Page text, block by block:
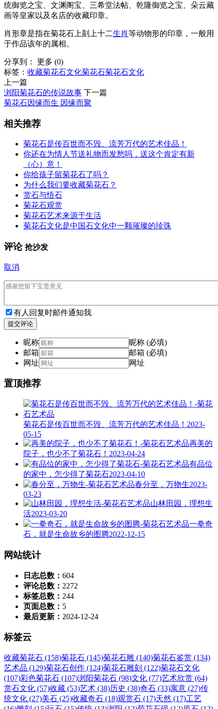
统御览之宝、文渊阁宝、三希堂法帖、乾隆御览之宝、朵云藏
画等皇家以及名店的收藏印章。
肖形章是指在菊花石上刻上十二生肖等动物形的印章，一般用
于作品该年的属相。
分享到： 更多 (0)
标签： 收藏菊花石文化菊花石菊花石文化
上一篇
浏阳菊花石的传说故事 下一篇
菊花石因缘而生 因缘而聚
相关推荐
菊花石是传百世而不毁、流芳万代的艺术佳品！
你还在为情人节送礼物而发愁吗，送这个肯定有新
（心）意！
你给孩子留菊花石了吗？
为什么我们要收藏菊花石？
赏石与悟石
菊花石观赏
菊花石艺术来源于生活
菊花石文化是中国石文化中一颗璀璨的珍珠
评论 抢沙发
取消
有人回复时邮件通知我
提交评论
昵称
昵称 (必填)
邮箱
邮箱 (必填)
网址
网址
置顶推荐
菊花石是传百世而不毁、流芳万代的艺术佳品！ 2023-
05-15
再美的
院子，也少不了菊花石！ 2023-04-24
有品位
的家中，怎少得了菊花石2023-04-10
春分至，万物生2023-
03-23
山林田园，理想生
活2023-03-20
一拳奇
石，就是生命故乡的图腾2022-12-15
网站统计
日志总数： 604
评论总数： 2272
标签总数： 244
页面总数： 5
最后更新： 2024-12-24
标签云
收藏菊花石 (158)菊花石 (145)菊花石雕 (140)菊花石鉴赏 (134)
艺术品 (129)菊花石创作 (124)菊花石雕刻 (122)菊花石文化
(107)彩色菊花石 (107)浏阳菊花石 (98)文化 (77)艺术欣赏 (64)
赏石文化 (57)收藏 (53)艺术 (38)历史 (38)奇石 (33)寓意 (27)传
统文化 (27)美石 (25)收藏奇石 (18)观赏石 (17)天然 (17)工艺